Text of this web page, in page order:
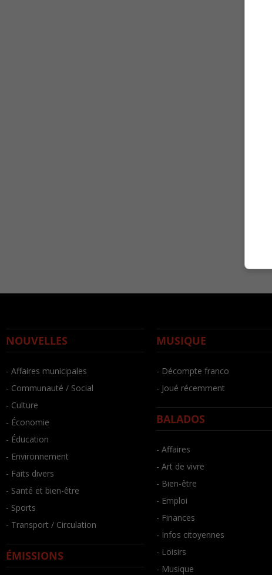
NOUVELLES
- Affaires municipales
- Communauté / Social
- Culture
- Économie
- Éducation
- Environnement
- Faits divers
- Santé et bien-être
- Sports
- Transport / Circulation
ÉMISSIONS
MUSIQUE
- Décompte franco
- Joué récemment
BALADOS
- Affaires
- Art de vivre
- Bien-être
- Emploi
- Finances
- Infos citoyennes
- Loisirs
- Musique